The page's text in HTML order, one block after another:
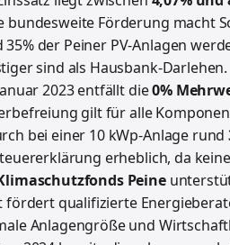
bundesweite Förderung macht
35% der Peiner PV-Anlagen
sind als Hausbank-Darlehen.
2023 entfällt die0%
gilt für alle
bei einer 10 kWp-Anlage rund
erheblich, da
Peine
fördert qualifizierte
Anlagengröße und